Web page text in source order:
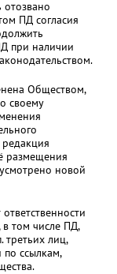
ПД согласия
при наличии
Обществом,
своему
размещения
новой
том числе ПД,
третьих лиц,
ссылкам,